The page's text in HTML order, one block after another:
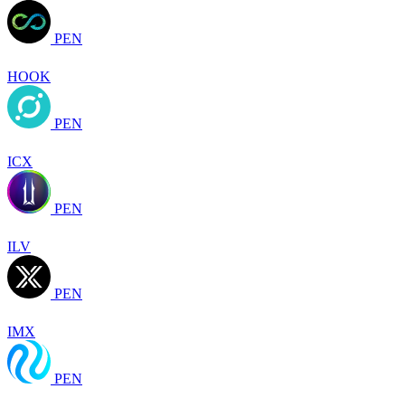
PEN
HOOK
PEN
ICX
PEN
ILV
PEN
IMX
PEN